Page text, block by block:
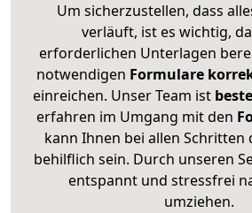
Um sicherzustellen, dass
verläuft, ist es wichtig,
erforderlichen Unterlagen
notwendigen Formulare
einreichen. Unser Team ist
erfahren im Umgang mit den
kann Ihnen bei allen Schritten
behilflich sein. Durch unseren
entspannt und stressfrei
umziehen.